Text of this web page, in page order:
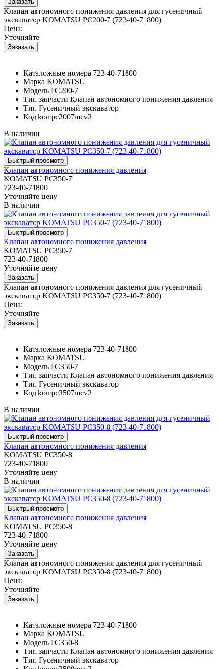
Клапан автономного понижения давления для гусеничный
экскаватор KOMATSU PC200-7 (723-40-71800)
Цена:
Уточняйте
Каталожные номера 723-40-71800
Марка KOMATSU
Модель PC200-7
Тип запчасти Клапан автономного понижения давления
Тип Гусеничный экскаватор
Код kompc2007mcv2
В наличии
Клапан автономного понижения давления
KOMATSU PC350-7
723-40-71800
Уточняйте цену
В наличии
Клапан автономного понижения давления
KOMATSU PC350-7
723-40-71800
Уточняйте цену
Клапан автономного понижения давления для гусеничный
экскаватор KOMATSU PC350-7 (723-40-71800)
Цена:
Уточняйте
Каталожные номера 723-40-71800
Марка KOMATSU
Модель PC350-7
Тип запчасти Клапан автономного понижения давления
Тип Гусеничный экскаватор
Код kompc3507mcv2
В наличии
Клапан автономного понижения давления
KOMATSU PC350-8
723-40-71800
Уточняйте цену
В наличии
Клапан автономного понижения давления
KOMATSU PC350-8
723-40-71800
Уточняйте цену
Клапан автономного понижения давления для гусеничный
экскаватор KOMATSU PC350-8 (723-40-71800)
Цена:
Уточняйте
Каталожные номера 723-40-71800
Марка KOMATSU
Модель PC350-8
Тип запчасти Клапан автономного понижения давления
Тип Гусеничный экскаватор